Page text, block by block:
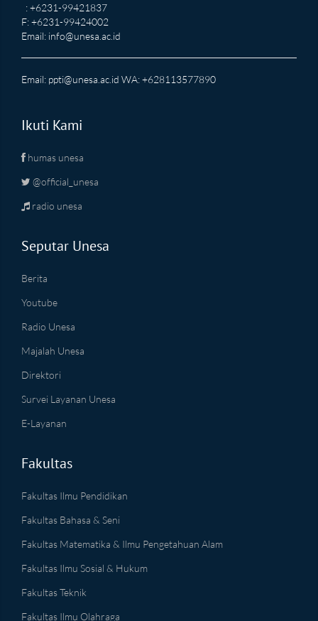
: +6231-99421837
F: +6231-99424002
Email: info@unesa.ac.id
Email: ppti@unesa.ac.id WA: +628113577890
Ikuti Kami
humas unesa
@official_unesa
radio unesa
Seputar Unesa
Berita
Youtube
Radio Unesa
Majalah Unesa
Direktori
Survei Layanan Unesa
E-Layanan
Fakultas
Fakultas Ilmu Pendidikan
Fakultas Bahasa & Seni
Fakultas Matematika & Ilmu Pengetahuan Alam
Fakultas Ilmu Sosial & Hukum
Fakultas Teknik
Fakultas Ilmu Olahraga